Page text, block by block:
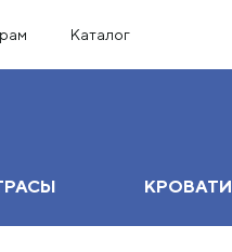
Каталог
КРОВАТИ